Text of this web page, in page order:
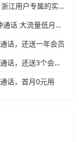
广电飞横卡：39元月租60G通用流量，浙江用户专属的实用型套餐
联通飞泽卡39元240G通用流量+50分钟通话 大流量低月租办理指南
话，还送一年会员
移动飞转卡：30元350G流量+400分钟通话，还送3个会员的低月租神卡
话，首月0元用